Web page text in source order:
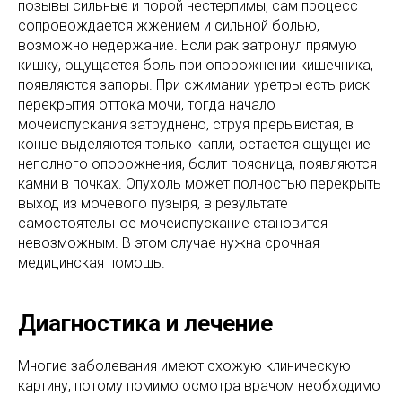
позывы сильные и порой нестерпимы, сам процесс
сопровождается жжением и сильной болью,
возможно недержание. Если рак затронул прямую
кишку, ощущается боль при опорожнении кишечника,
появляются запоры. При сжимании уретры есть риск
перекрытия оттока мочи, тогда начало
мочеиспускания затруднено, струя прерывистая, в
конце выделяются только капли, остается ощущение
неполного опорожнения, болит поясница, появляются
камни в почках. Опухоль может полностью перекрыть
выход из мочевого пузыря, в результате
самостоятельное мочеиспускание становится
невозможным. В этом случае нужна срочная
медицинская помощь.
Диагностика и лечение
Многие заболевания имеют схожую клиническую
картину, потому помимо осмотра врачом необходимо